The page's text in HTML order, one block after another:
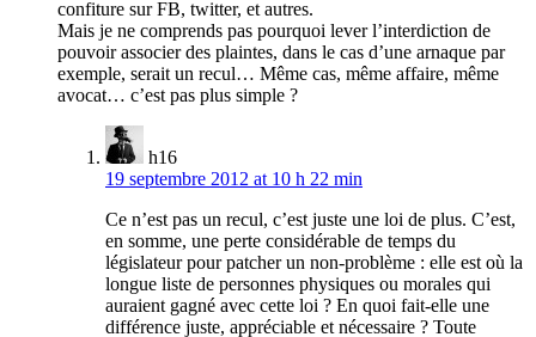
confiture sur FB, twitter, et autres.
Mais je ne comprends pas pourquoi lever l’interdiction de
pouvoir associer des plaintes, dans le cas d’une arnaque par
exemple, serait un recul… Même cas, même affaire, même
avocat… c’est pas plus simple ?
h16
19 septembre 2012 at 10 h 22 min
Ce n’est pas un recul, c’est juste une loi de plus. C’est,
en somme, une perte considérable de temps du
législateur pour patcher un non-problème : elle est où la
longue liste de personnes physiques ou morales qui
auraient gagné avec cette loi ? En quoi fait-elle une
différence juste, appréciable et nécessaire ? Toute